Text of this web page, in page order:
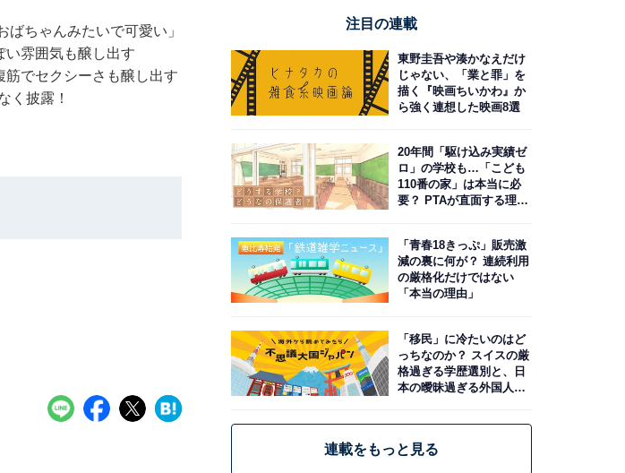
ちゃんみたいで可愛い」
い雰囲気も醸し出す
でセクシーさも醸し出す
く披露！
注目の連載
東野圭吾や湊かなえだけ
じゃない、「業と罪」を
描く『映画ちいかわ』か
ら強く連想した映画8選
20年間「駆け込み実績ゼ
ロ」の学校も…「こども
110番の家」は本当に必
要？ PTAが直面する理想
「青春18きっぷ」販売激
減の裏に何が？ 連続利用
の厳格化だけではない
「本当の理由」
「移民」に冷たいのはど
っちなのか？ スイスの厳
格過ぎる学歴選別と、日
本の曖昧過ぎる外国人政
連載をもっと見る